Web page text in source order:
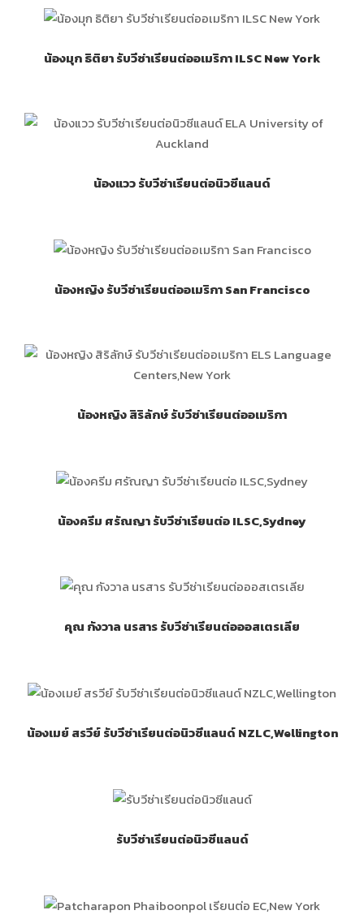
น้องมุก ธิติยา รับวีซ่าเรียนต่ออเมริกา ILSC New York
น้องแวว รับวีซ่าเรียนต่อนิวซีแลนด์
น้องหญิง รับวีซ่าเรียนต่ออเมริกา San Francisco
น้องหญิง สิริลักษ์ รับวีซ่าเรียนต่ออเมริกา
น้องครีม ศรัณญา รับวีซ่าเรียนต่อ ILSC,Sydney
คุณ กังวาล นรสาร รับวีซ่าเรียนต่อออสเตรเลีย
น้องเมย์ สรวีย์ รับวีซ่าเรียนต่อนิวซีแลนด์ NZLC,Wellington
รับวีซ่าเรียนต่อนิวซีแลนด์